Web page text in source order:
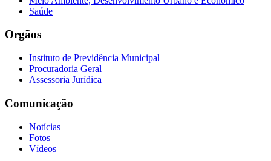
Saúde
Orgãos
Instituto de Previdência Municipal
Procuradoria Geral
Assessoria Jurídica
Comunicação
Notícias
Fotos
Vídeos